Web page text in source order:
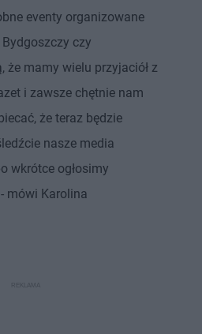
eventy organizowane
czy
że mamy wielu przyjaciół z
i zawsze chętnie nam
że teraz będzie
nasze media
wkrótce ogłosimy
mówi Karolina